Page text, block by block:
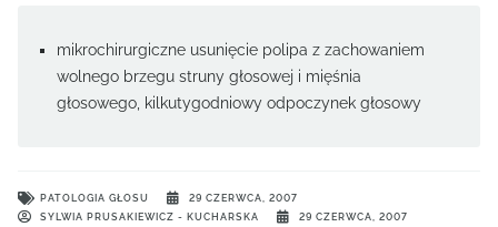
mikrochirurgiczne usunięcie polipa z zachowaniem
wolnego brzegu struny głosowej i mięśnia
głosowego, kilkutygodniowy odpoczynek głosowy
PATOLOGIA GŁOSU
29 CZERWCA, 2007
SYLWIA PRUSAKIEWICZ - KUCHARSKA
29 CZERWCA, 2007